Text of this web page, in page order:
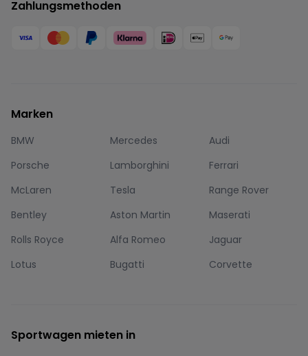
Zahlungsmethoden
Marken
BMW Mercedes
Audi
Porsche
Lamborghini
Ferrari
McLaren
Tesla
Range Rover
Bentley
Aston Martin
Maserati
Rolls Royce
Alfa Romeo
Jaguar
Lotus
Bugatti Corvette
Sportwagen mieten in